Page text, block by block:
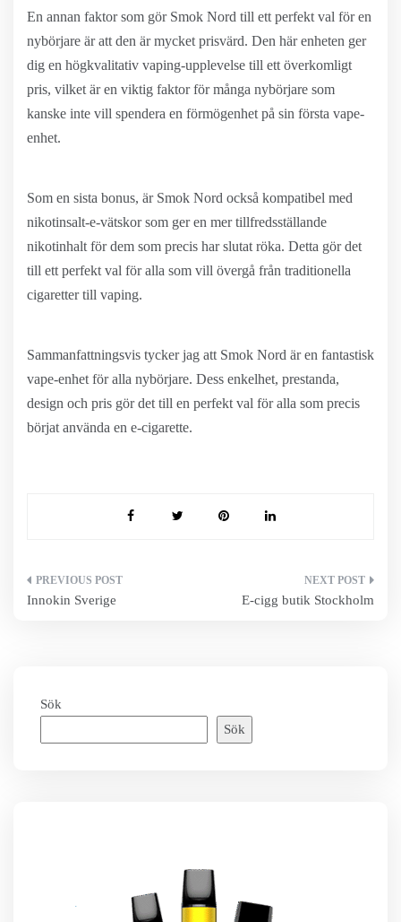
En annan faktor som gör Smok Nord till ett perfekt val för en
nybörjare är att den är mycket prisvärd. Den här enheten ger
dig en högkvalitativ vaping-upplevelse till ett överkomligt
pris, vilket är en viktig faktor för många nybörjare som
kanske inte vill spendera en förmögenhet på sin första vape-
enhet.
Som en sista bonus, är Smok Nord också kompatibel med
nikotinsalt-e-vätskor som ger en mer tillfredsställande
nikotinhalt för dem som precis har slutat röka. Detta gör det
till ett perfekt val för alla som vill övergå från traditionella
cigaretter till vaping.
Sammanfattningsvis tycker jag att Smok Nord är en fantastisk
vape-enhet för alla nybörjare. Dess enkelhet, prestanda,
design och pris gör det till en perfekt val för alla som precis
börjat använda en e-cigarette.
Inläggsnavigering
Innokin Sverige E-cigg butik Stockholm
Sök
Sök